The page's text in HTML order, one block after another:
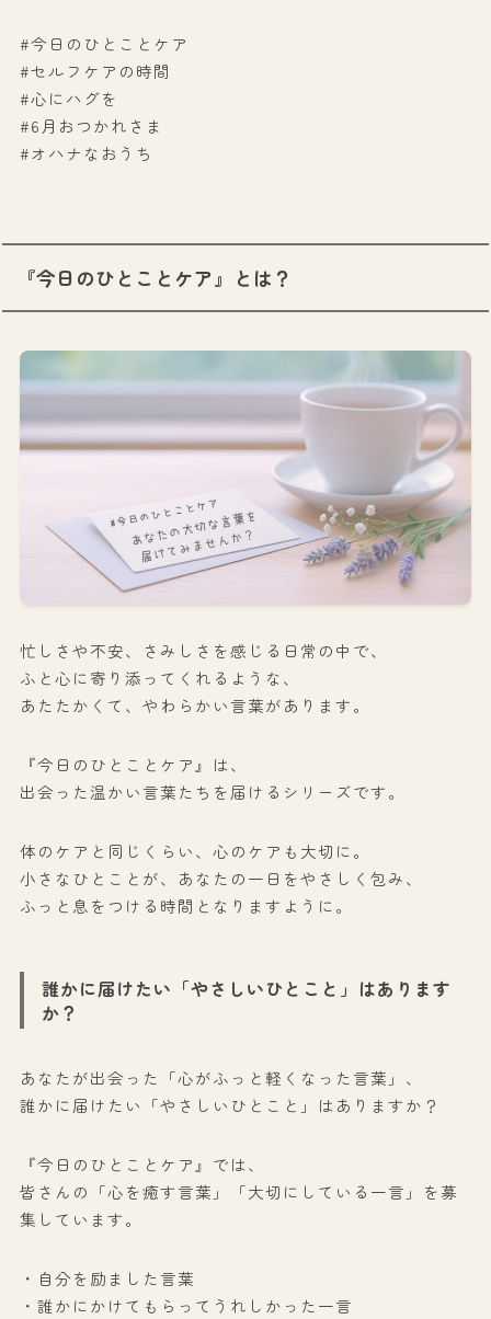
#今日のひとことケア
#セルフケアの時間
#心にハグを
#6月おつかれさま
#オハナなおうち
『今日のひとことケア』とは？
忙しさや不安、さみしさを感じる日常の中で、
ふと心に寄り添ってくれるような、
あたたかくて、やわらかい言葉があります。
『今日のひとことケア』は、
出会った温かい言葉たちを届けるシリーズです。
体のケアと同じくらい、心のケアも大切に。
小さなひとことが、あなたの一日をやさしく包み、
ふっと息をつける時間となりますように。
誰かに届けたい「やさしいひとこと」はあります
か？
あなたが出会った「心がふっと軽くなった言葉」、
誰かに届けたい「やさしいひとこと」はありますか？
『今日のひとことケア』では、
皆さんの「心を癒す言葉」「大切にしている一言」を募
集しています。
・自分を励ました言葉
・誰かにかけてもらってうれしかった一言